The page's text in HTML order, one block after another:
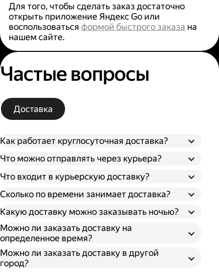
Для того, чтобы сделать заказ достаточно
открыть приложение Яндекс Go или
воспользоватьсяформой быстрого заказа на
нашем сайте.
Частые вопросы
Доставка
Как работает круглосуточная доставка?
Что можно отправлять через курьера?
Что входит в курьерскую доставку?
Сколько по времени занимает доставка?
Какую доставку можно заказывать ночью?
Можно ли заказать доставку на
определенное время?
Можно ли заказать доставку в другой
город?